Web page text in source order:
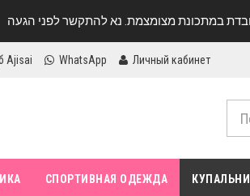
Ajisai WhatsApp Личный кабинет
СПОРТИВНАЯ ОДЕЖДА